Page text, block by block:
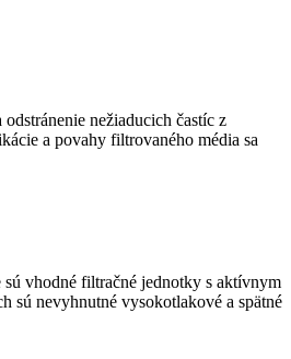
nežiaducich častíc z
a povahy filtrovaného média sa
vhodné filtračné jednotky s aktívnym
sú nevyhnutné vysokotlakové a spätné